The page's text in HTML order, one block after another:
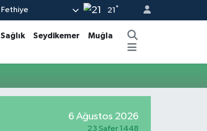
Fethiye 21 °
Sağlık Seydikemer
Muğla
6 Ağustos 2026
23 Safer 1448